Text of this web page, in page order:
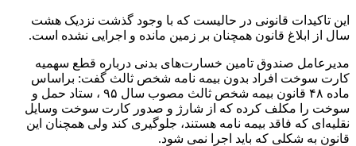
این تاکیدات قانونی در حالیست که با وجود گذشت نزدیک هشت
سال از ابلاغ قانون همچنان بر زمین مانده و اجرایی نشده است.
مدیرعامل صندوق تامین خسارت‌های بدنی درباره قطع سهمیه
کارت سوخت افراد بدون بیمه نامه شخص ثالث گفت: براساس
ماده ۴۸ قانون بیمه شخص ثالث مصوب سال ۹۵ ، ستاد حمل و
سوخت را مکلف کرده که از شارژ و صدور کارت سوخت وسایل
نقلیه‌ای که فاقد بیمه نامه هستند، جلوگیری کند ولی همچنان این
قانون به شکلی که باید اجرا نمی شود.